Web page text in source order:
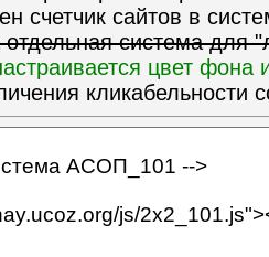
счетчик сайтов в
система для
цвет фона
кликабельности